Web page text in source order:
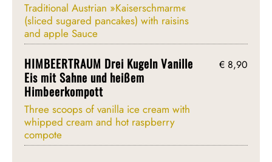
Traditional Austrian »Kaiserschmarm«
(sliced sugared pancakes) with raisins
and apple Sauce
HIMBEERTRAUM Drei Kugeln Vanille
Eis mit Sahne und heißem
Himbeerkompott
Three scoops of vanilla ice cream with
whipped cream and hot raspberry
compote
€ 8,90